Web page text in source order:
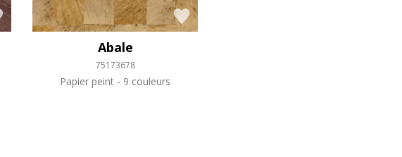
Abale
75173678
Papier peint 9 couleurs